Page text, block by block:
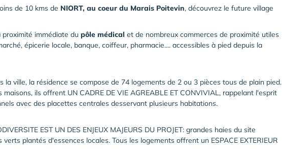
de 10 kms de NIORT, au coeur du Marais Poitevin, découvrez le future village
immédiate du pôle médical et de nombreux commerces de proximité utiles
épicerie locale, banque, coiffeur, pharmacie.... accessibles à pied depuis la
la ville, la résidence se compose de 74 logements de 2 ou 3 pièces tous de plain pied.
maisons, ils offrent UN CADRE DE VIE AGREABLE ET CONVIVIAL, rappelant l'esprit
avec des placettes centrales desservant plusieurs habitations.
EST UN DES ENJEUX MAJEURS DU PROJET: grandes haies du site
verts plantés d'essences locales. Tous les logements offrent un ESPACE EXTERIEUR